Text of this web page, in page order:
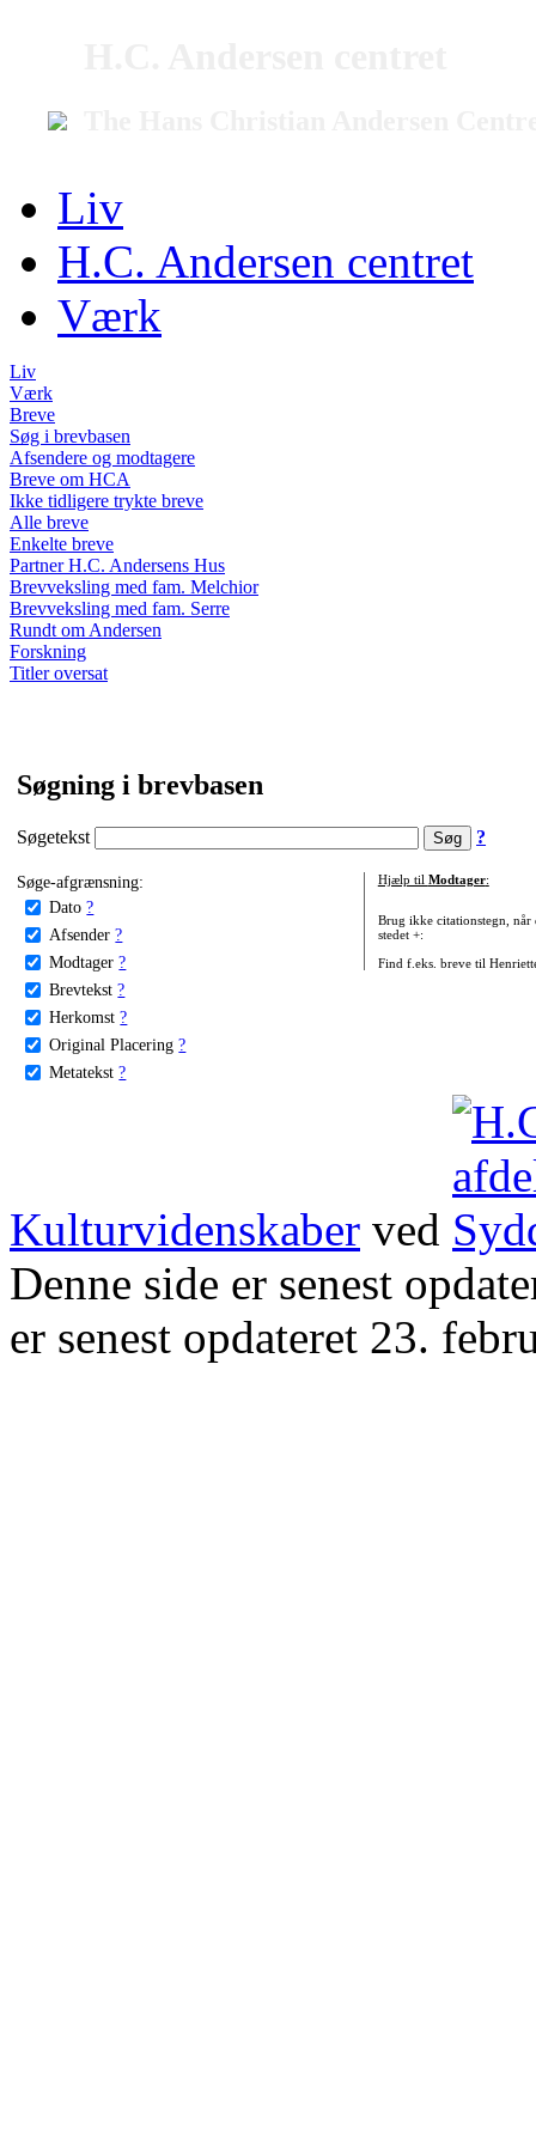
Liv
H.C. Andersen centret
Værk
Liv
Værk
Breve
Søg i brevbasen
Afsendere og modtagere
Breve om HCA
Ikke tidligere trykte breve
Alle breve
Enkelte breve
Partner H.C. Andersens Hus
Brevveksling med fam. Melchior
Brevveksling med fam. Serre
Rundt om Andersen
Forskning
Titler oversat
Søgning i brevbasen
Søgetekst ?
Søge-afgrænsning:
Dato ?
Afsender ?
Modtager ?
Brevtekst ?
Herkomst ?
Original Placering ?
Metatekst ?
Hjælp til Modtager:
Brug ikke citationstegn, når
stedet +:
Find f.eks. breve til
Kulturvidenskaber ved
Denne side er senest
er senest opdateret 23.